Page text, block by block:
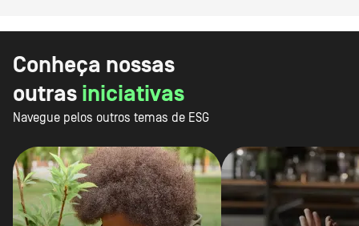
Conheça nossas
outras iniciativas
Navegue pelos outros temas de ESG